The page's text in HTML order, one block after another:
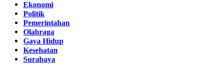
Ekonomi
Politik
Pemerintahan
Olahraga
Gaya Hidup
Kesehatan
Surabaya